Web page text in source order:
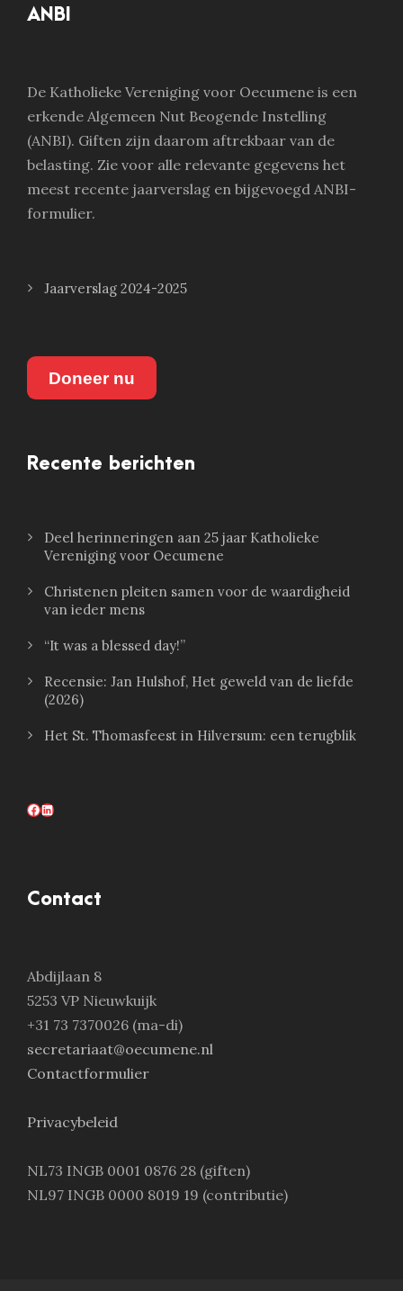
ANBI
De Katholieke Vereniging voor Oecumene is een
erkende Algemeen Nut Beogende Instelling
(ANBI). Giften zijn daarom aftrekbaar van de
belasting. Zie voor alle relevante gegevens het
meest recente jaarverslag en bijgevoegd ANBI-
formulier.
Jaarverslag 2024-2025
Doneer nu
Recente berichten
Deel herinneringen aan 25 jaar Katholieke
Vereniging voor Oecumene
Christenen pleiten samen voor de waardigheid
van ieder mens
“It was a blessed day!”
Recensie: Jan Hulshof, Het geweld van de liefde
(2026)
Het St. Thomasfeest in Hilversum: een terugblik
Facebook LinkedIn
Contact
Abdijlaan 8
5253 VP Nieuwkuijk
+31 73 7370026 (ma-di)
secretariaat@oecumene.nl
Contactformulier
Privacybeleid
NL73 INGB 0001 0876 28 (giften)
NL97 INGB 0000 8019 19 (contributie)